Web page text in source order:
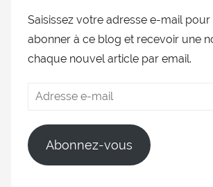
Saisissez votre adresse e-mail
abonner à ce blog et recevoir une
chaque nouvel article par email.
Abonnez-vous